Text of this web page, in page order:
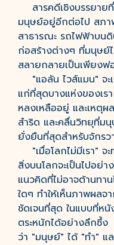
สารคดีเชิงบรรยายที่
มนุษย์อยู่อีกต่อไป สภ
สาธารณะ รถไฟฟ้าบน
ก่อสร้างต่างๆ ที่มนุษย์
สลายกลายเป็นเพียงฟ
"แอลัน ไวส์แมน" จะเ
แก่ที่สุดบางแห่งของเร
หลงเหลืออยู่ และเหตุผ
สำริด และคลื่นวิทยุที่ม
ยั่งยืนที่สุดสำหรับจักรว
"เมื่อโลกไม่มีเรา" จ
สิ่งบนโลกจะเป็นไปอย่
แนวคิดที่ไม่อาจต้านทา
ใดๆ ทำให้เห็นภาพผล
ชัดเจนที่สุด ในแบบที่หนั
ตระหนักได้อย่างลึกซึ้ง
ว่า "มนุษย์" ได้ "ทำ" แล